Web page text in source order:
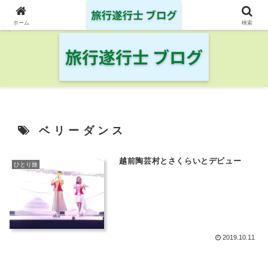
日本の鉄道・空港を制覇した旅行遂行士の旅の記録
ベリーダンス
ひとり旅 越前陶芸村とさくらいとデビュー
2019.10.11
ホーム 検索